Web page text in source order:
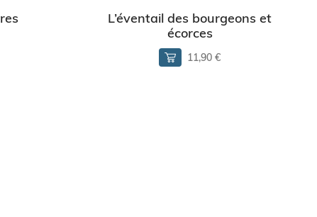
L’éventail des bourgeons et
écorces
11,90 €